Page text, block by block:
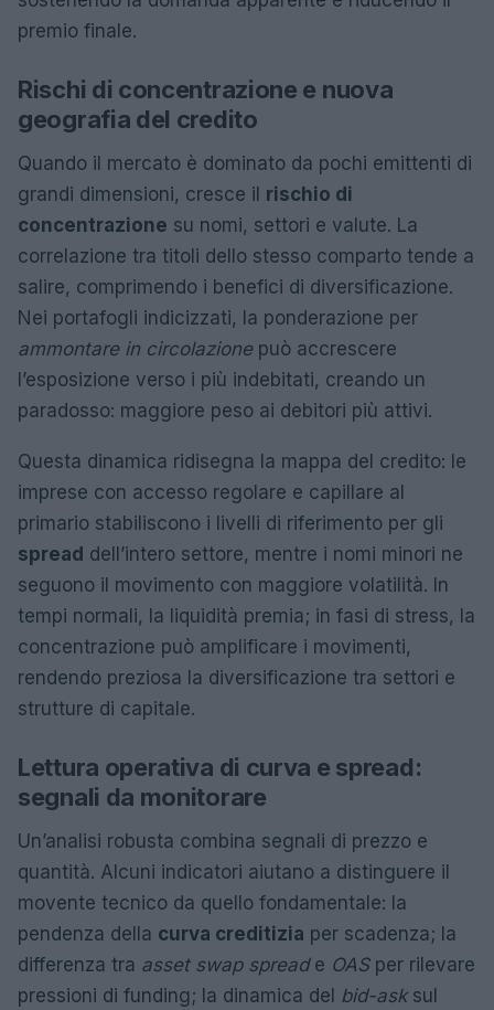
premio finale.
Rischi di concentrazione e nuova
geografia del credito
Quando il mercato è dominato da pochi emittenti di
grandi dimensioni, cresce il rischio di
concentrazione su nomi, settori e valute. La
correlazione tra titoli dello stesso comparto tende a
salire, comprimendo i benefici di diversificazione.
Nei portafogli indicizzati, la ponderazione per
ammontare in circolazionepuò accrescere
l’esposizione verso i più indebitati, creando un
paradosso: maggiore peso ai debitori più attivi.
Questa dinamica ridisegna la mappa del credito: le
imprese con accesso regolare e capillare al
primario stabiliscono i livelli di riferimento per gli
spread dell’intero settore, mentre i nomi minori ne
seguono il movimento con maggiore volatilità. In
tempi normali, la liquidità premia; in fasi di stress, la
concentrazione può amplificare i movimenti,
rendendo preziosa la diversificazione tra settori e
strutture di capitale.
Lettura operativa di curva e spread:
segnali da monitorare
Un’analisi robusta combina segnali di prezzo e
quantità. Alcuni indicatori aiutano a distinguere il
movente tecnico da quello fondamentale: la
pendenza della curva creditizia per scadenza; la
differenza tra asset swap spreade OASper rilevare
pressioni di funding; la dinamica del bid-asksul